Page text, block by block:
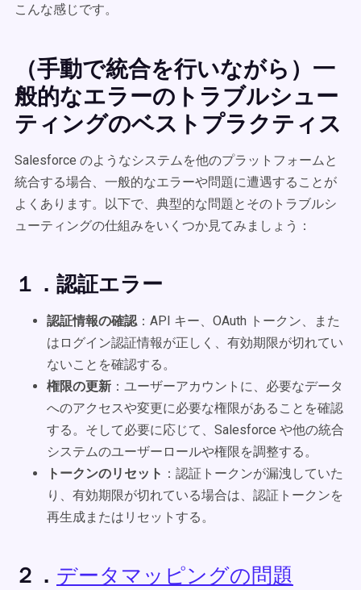
こんな感じです。
（手動で統合を行いながら）一
般的なエラーのトラブルシュー
ティングのベストプラクティス
Salesforce のようなシステムを他のプラットフォームと
統合する場合、一般的なエラーや問題に遭遇することが
よくあります。以下で、典型的な問題とそのトラブルシ
ューティングの仕組みをいくつか見てみましょう：
１．認証エラー
認証情報の確認：API キー、OAuth トークン、また
はログイン認証情報が正しく、有効期限が切れてい
ないことを確認する。
権限の更新 ：ユーザーアカウントに、必要なデータ
へのアクセスや変更に必要な権限があることを確認
する。そして必要に応じて、Salesforce や他の統合
システムのユーザーロールや権限を調整する。
トークンのリセット ：認証トークンが漏洩していた
り、有効期限が切れている場合は、認証トークンを
再生成またはリセットする。
２． データマッピングの問題